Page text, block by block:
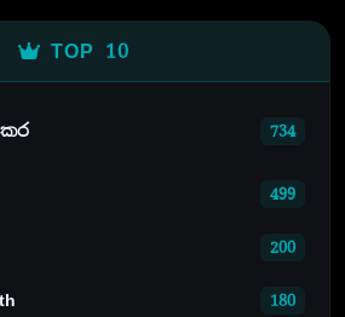
TOP 10
734
499
200
180